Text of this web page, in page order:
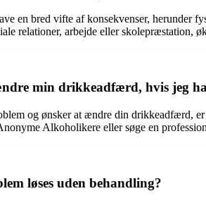
en bred vifte af konsekvenser, herunder
relationer, arbejde eller skolepræstation,
min drikkeadfærd, hvis jeg
og ønsker at ændre din drikkeadfærd,
Alkoholikere eller søge en
løses uden behandling?